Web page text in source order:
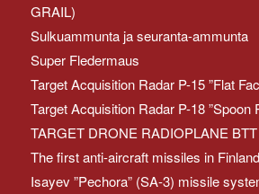
GRAIL)
Sulkuammunta ja seuranta-ammunta
Super Fledermaus
Target Acquisition Radar P-15 ”Flat
Target Acquisition Radar P-18 ”Spoon
TARGET DRONE RADIOPLANE BTT
The first anti-aircraft missiles in
Isayev ”Pechora” (SA-3) missile